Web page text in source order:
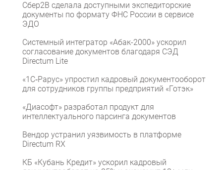
Сбер2B сделала доступными экспедиторские
документы по формату ФНС России в сервисе
ЭДО
Системный интегратор «Абак-2000» ускорил
согласование документов благодаря СЭД
Directum Lite
«1С‑Рарус» упростил кадровый документооборот
для сотрудников группы предприятий «Готэк»
«Диасофт» разработал продукт для
интеллектуального парсинга документов
Вендор устранил уязвимость в платформе
Directum RX
КБ «Кубань Кредит» ускорил кадровый